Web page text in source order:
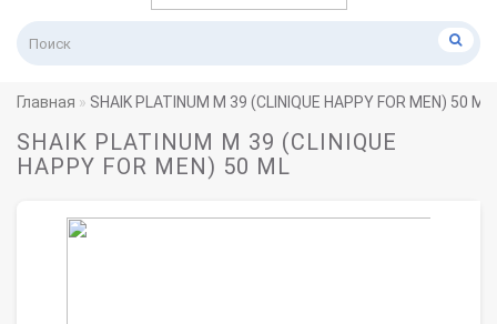
Главная SHAIK PLATINUM M 39 (CLINIQUE HAPPY FOR MEN) 50 ML
SHAIK PLATINUM M 39 (CLINIQUE
HAPPY FOR MEN) 50 ML